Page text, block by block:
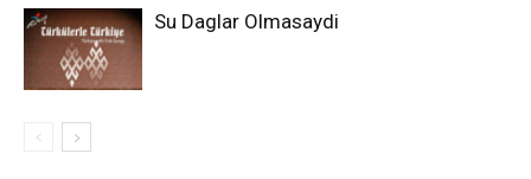
Su Daglar Olmasaydi